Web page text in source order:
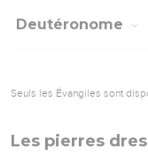
Deutéronome
Seuls les Évangiles sont
Les pierres